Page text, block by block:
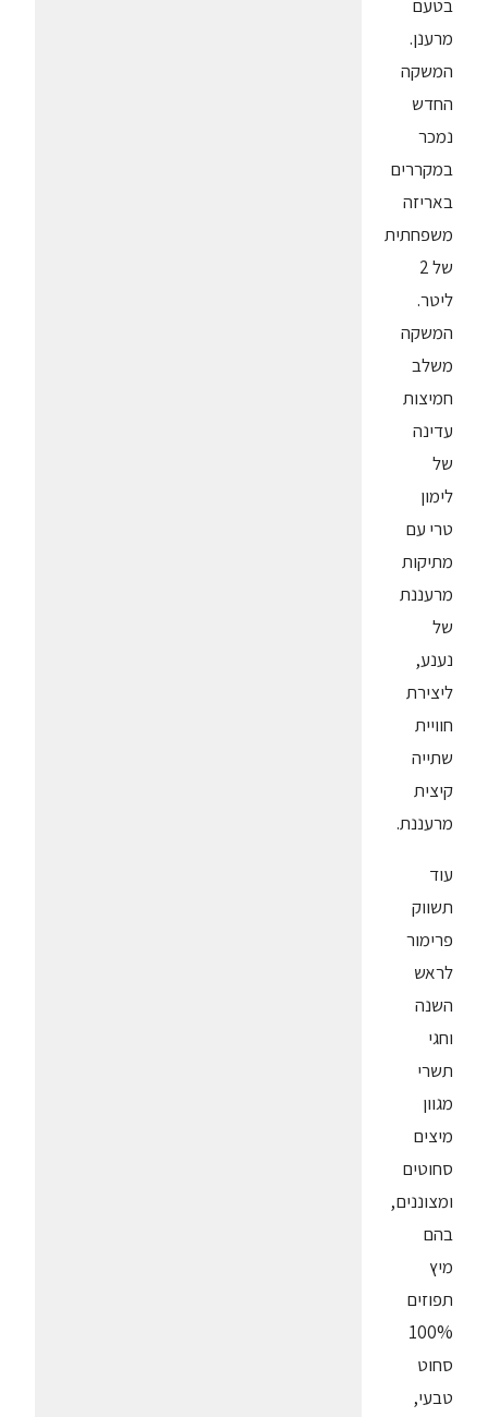
בטעם
מרענן.
המשקה
החדש
נמכר
במקררים
באריזה
משפחתית
של 2
ליטר.
המשקה
משלב
חמיצות
עדינה
של
לימון
טרי עם
מתיקות
מרעננת
של
נענע,
ליצירת
חוויית
שתייה
קיצית
מרעננת.
עוד
תשווק
פרימור
לראש
השנה
וחגי
תשרי
מגוון
מיצים
סחוטים
ומצוננים,
בהם
מיץ
תפוזים
100%
סחוט
טבעי,